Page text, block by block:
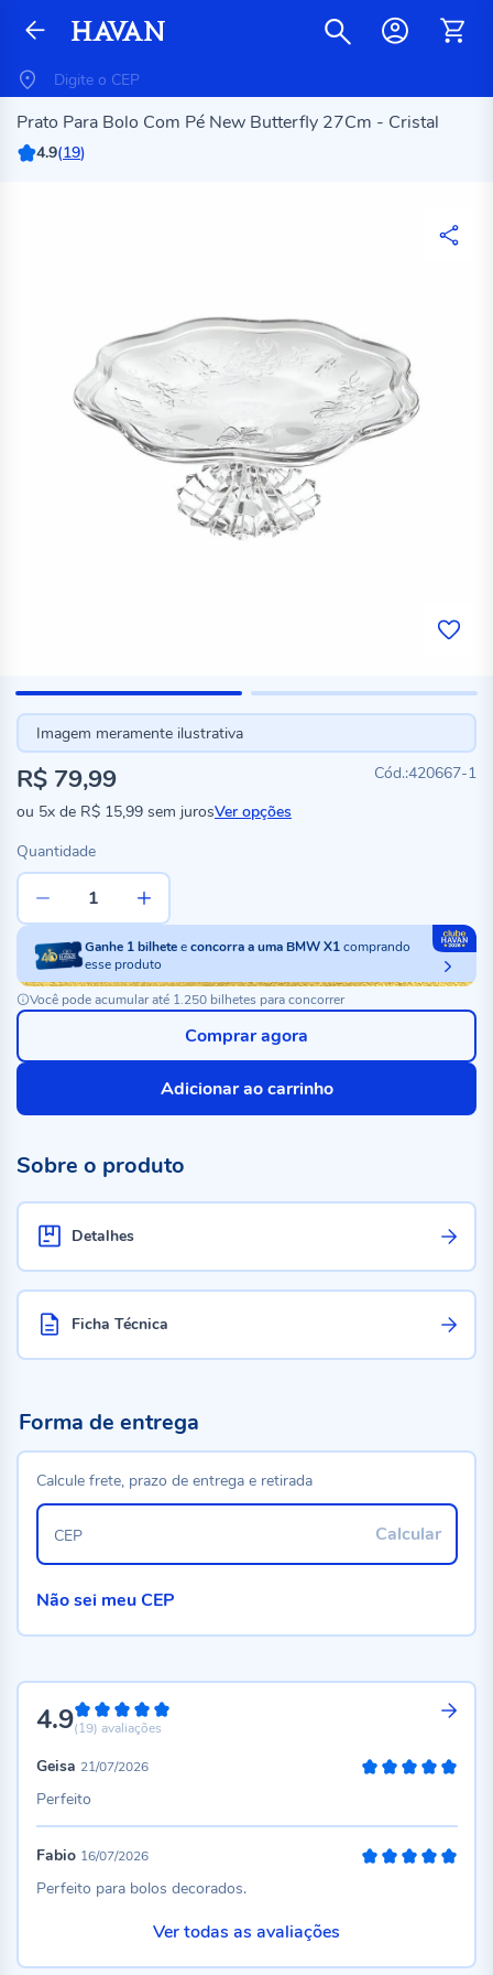
Prato Para Bolo Com Pé New Butterfly 27Cm - Cristal
4.9(19)
Imagem meramente ilustrativa
420667-1
R$ 79,99
ou 5x de R$ 15,99 sem jurosVer opções
Quantidade
Ganhe 1bilheteeconcorra a uma BMW X1comprando
esse produto
Você pode acumular até 1.250 bilhetes para concorrer
Adicionar ao carrinho
Comprar agora
Sobre o produto
Detalhes
Ficha Técnica
4.998%
(19) avaliações
Geisa 21/07/2026
Perfeito
Fabio 16/07/2026
Perfeito para bolos decorados.
Ver todas as avaliações
Forma de entrega
Calcule frete, prazo de entrega e retirada
Calcular
CEP
Não sei meu CEP